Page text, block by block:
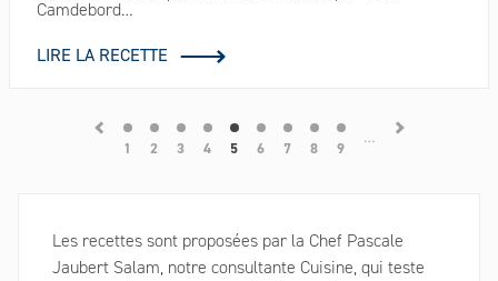
Camdebord…
LIRE LA RECETTE
PaginationPage
1 Page
2 Page
3 Page
4
Page
5 Page
6 Page
7 Page
8 Page
9
…
Les recettes sont proposées par la Chef Pascale
Jaubert Salam, notre consultante Cuisine, qui teste